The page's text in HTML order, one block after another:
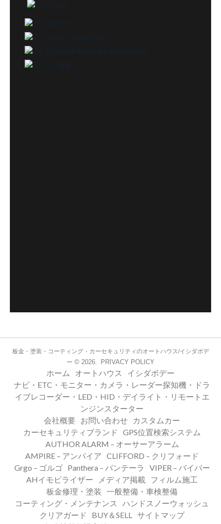
板金・塗装・コーティング・カーセキュリティのオートハウス/イシダボデ
ー © 2026. PRIVACY POLICY
ホーム オートハウス
イシダボデー
ナビ・ETC・モニター・カメラ・レーダー探知機・ドラ
イブレコーダー・LED・HID・デイライト・リモートエ
ンジンスターター
会社概要 お問い合わせ
カスタムカー
カーセキュリティブランド
GPS位置検索システム
AUTHOR ALARM – オーサーアラーム
AMPIRE – アンパイア CLIFFORD – クリフォード
Grgo – ゴルゴ
Panthera – パンテーラ
VIPER – バイパー
AHイモビライザー
メディア掲載
フィルム施工
板金修理・塗装 一般整備・車検整備
コーティング・メンテナンス
ハンドスノーウォッシュ
クリアガード
BUY＆SELL サイトマップ